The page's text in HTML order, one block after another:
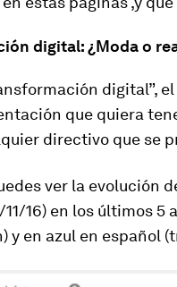
digital: ¿Moda o
digital”,
que quiera
directivo que se
ver la evolución
16) en los últimos 5
) y en azul en español